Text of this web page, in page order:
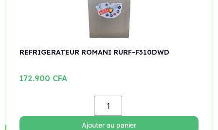
REFRIGERATEUR ROMANI RURF-F310DWD
172.900 CFA
Ajouter au panier